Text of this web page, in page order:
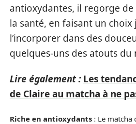
antioxydantes, il regorge
la santé, en faisant un
l’incorporer dans des
quelques-uns des atouts du
Lire également : Les
de Claire au matcha à ne
Riche en antioxydants : Le matcha